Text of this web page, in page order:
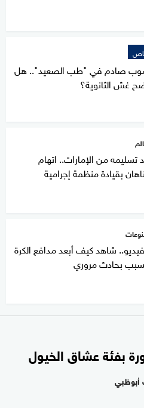
صادم في "طب الصعيد".. هل
غش الثانوية؟
تسليمه من الإمارات.. اتهام
بقيادة منظمة إجرامية
شاهد كيف أبعد مدافع الكرة
بحادث مروري
بفئة عشاق الخيول